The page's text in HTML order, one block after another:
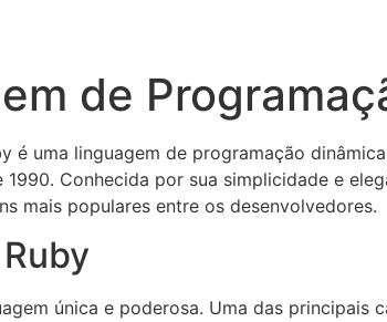
de
é uma linguagem de programação
Conhecida por sua simplicidade e
mais populares entre os desenvolvedores.
única e poderosa. Uma das principais